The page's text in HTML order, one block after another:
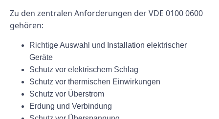
Zu den zentralen Anforderungen der VDE 0100 0600
gehören:
Richtige Auswahl und Installation elektrischer
Geräte
Schutz vor elektrischem Schlag
Schutz vor thermischen Einwirkungen
Schutz vor Überstrom
Erdung und Verbindung